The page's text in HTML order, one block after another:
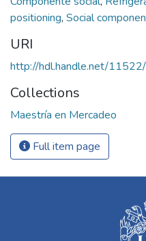
positioning, Social
URI
http://hdl.handle.net/
Collections
Maestría en Mercadeo
Full item page